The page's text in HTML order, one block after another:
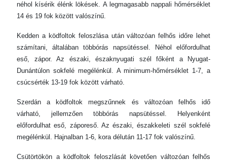
néhol kísérik élénk lökések. A legmagasabb nappali hőmérséklet
14 és 19 fok között valószínű.
Kedden a ködfoltok feloszlása után változóan felhős időre lehet
számítani, általában többórás napsütéssel. Néhol előfordulhat
eső, zápor. Az északi, északnyugati szél főként a Nyugat-
Dunántúlon sokfelé megélénkül. A minimum-hőmérséklet 1-7, a
csúcsérték 13-19 fok között várható.
Szerdán a ködfoltok megszűnnek és változóan felhős idő
várható, jellemzően többórás napsütéssel. Helyenként
előfordulhat eső, záporeső. Az északi, északkeleti szél sokfelé
megélénkül. Hajnalban 1-6, kora délután 11-17 fok valószínű.
Csütörtökön a ködfoltok feloszlását követően változóan felhős